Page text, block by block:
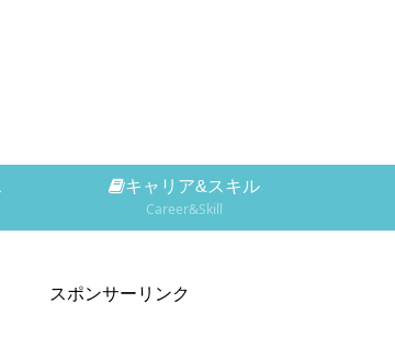
キャリア&スキル
Career&Skill
スポンサーリンク